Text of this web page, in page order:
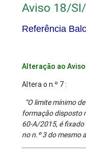
Aviso 18/
Referência
Alteração ao
Altera o n.º 7 :
“O limite mínimo
formação disposto
60-A/2015, é
no n.º 3 do mesmo